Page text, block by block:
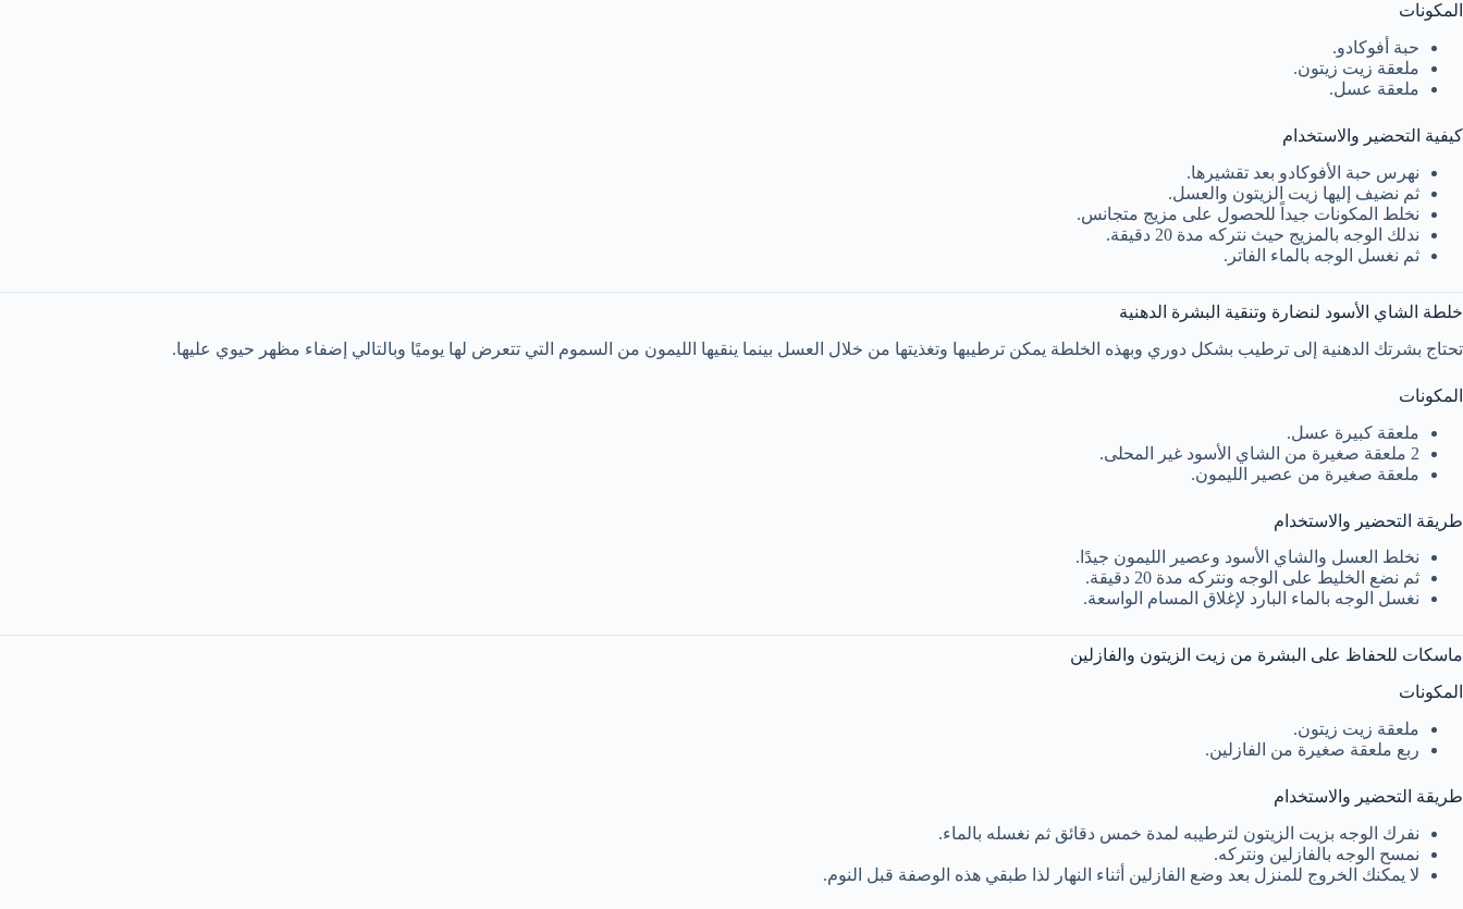
المكونات
حبة أفوكادو.
ملعقة زيت زيتون.
ملعقة عسل.
كيفية التحضير والاستخدام
نهرس حبة الأفوكادو بعد تقشيرها.
ثم نضيف إليها زيت الزيتون والعسل.
نخلط المكونات جيداً للحصول على مزيج متجانس.
ندلك الوجه بالمزيج حيث نتركه مدة 20 دقيقة.
ثم نغسل الوجه بالماء الفاتر.
خلطة الشاي الأسود لنضارة وتنقية البشرة الدهنية
تحتاج بشرتك الدهنية إلى ترطيب بشكل دوري وبهذه الخلطة يمكن ترطيبها وتغذيتها من خلال العسل بينما ينقيها الليمون من السموم التي تتعرض لها يوميًا وبالتالي إضفاء مظهر حيوي عليها.
المكونات
ملعقة كبيرة عسل.
2 ملعقة صغيرة من الشاي الأسود غير المحلى.
ملعقة صغيرة من عصير الليمون.
طريقة التحضير والاستخدام
نخلط العسل والشاي الأسود وعصير الليمون جيدًا.
ثم نضع الخليط على الوجه ونتركه مدة 20 دقيقة.
نغسل الوجه بالماء البارد لإغلاق المسام الواسعة.
ماسكات للحفاظ على البشرة من زيت الزيتون والفازلين
المكونات
ملعقة زيت زيتون.
ربع ملعقة صغيرة من الفازلين.
طريقة التحضير والاستخدام
نفرك الوجه بزيت الزيتون لترطيبه لمدة خمس دقائق ثم نغسله بالماء.
نمسح الوجه بالفازلين ونتركه.
لا يمكنك الخروج للمنزل بعد وضع الفازلين أثناء النهار لذا طبقي هذه الوصفة قبل النوم.